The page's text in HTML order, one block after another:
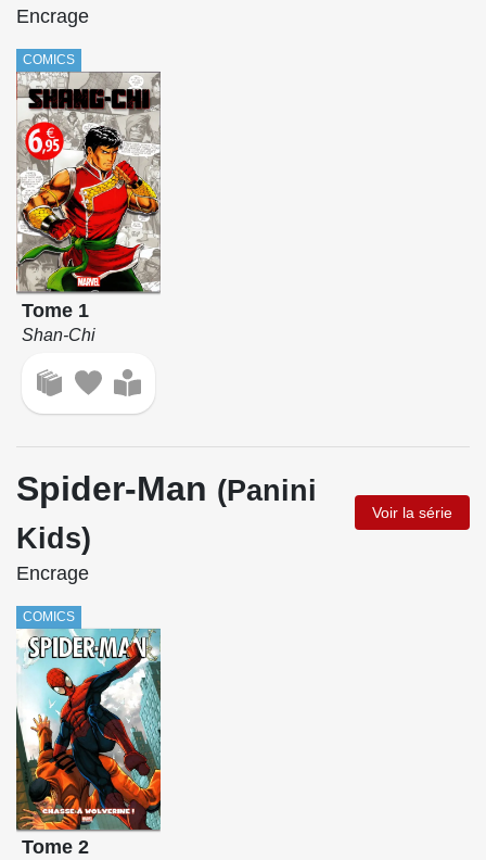
Encrage
COMICS
Tome 1
Shan-Chi
Spider-Man (Panini
Kids)
Voir la série
Encrage
COMICS
Tome 2